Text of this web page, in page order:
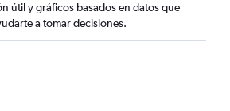
útil y gráficos basados en datos que
a tomar decisiones.